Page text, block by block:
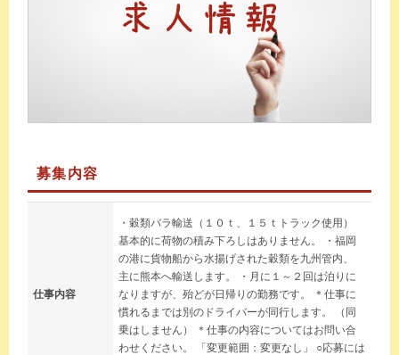
募集内容
仕事内容
・穀類バラ輸送（１０ｔ、１５ｔトラック使用）
基本的に荷物の積み下ろしはありません。 ・福岡
の港に貨物船から水揚げされた穀類を九州管内、
主に熊本へ輸送します。 ・月に１～２回は泊りに
なりますが、殆どが日帰りの勤務です。 ＊仕事に
慣れるまでは別のドライバーが同行します。 （同
乗はしません） ＊仕事の内容についてはお問い合
わせください。 「変更範囲：変更なし」 ○応募には